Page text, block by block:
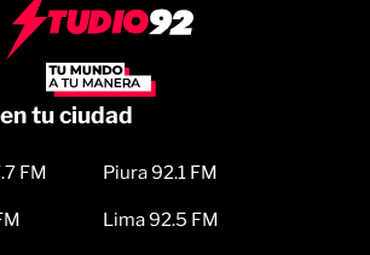
tu ciudad
FM Piura 92.1 FM
Lima 92.5 FM